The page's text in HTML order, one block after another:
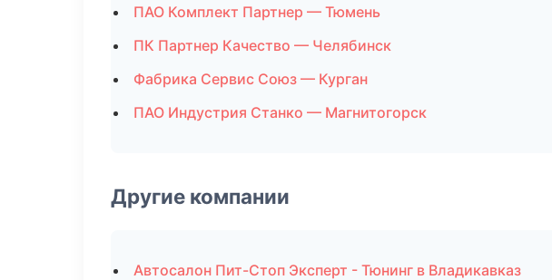
ПАО Комплект Партнер — Тюмень
ПК Партнер Качество — Челябинск
Фабрика Сервис Союз — Курган
ПАО Индустрия Станко — Магнитогорск
Другие компании
Автосалон Пит-Стоп Эксперт - Тюнинг в Владикавказ